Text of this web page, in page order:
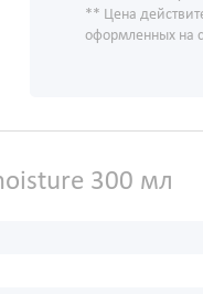
** Цена
оформленных на
300 мл